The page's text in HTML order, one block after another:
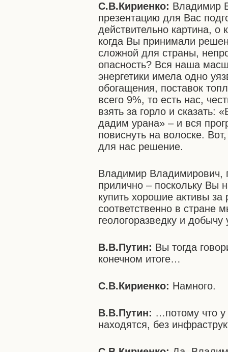
С.В.Кириенко: Владимир
презентацию для Вас
действительно картина, о
когда Вы принимали
сложной для страны,
опасность? Вся наша
энергетики имела одно
обогащения, поставок
всего 9%, то есть нас,
взять за горло и
дадим урана» – и вся
повиснуть на волоске.
для нас решение.
Владимир Владимирович,
прилично – поскольку Вы
купить хорошие активы
соответственно в стране
геологоразведку и добычу
В.В.Путин: Вы тогда
конечном итоге…
С.В.Кириенко: Намного.
В.В.Путин: …потому что у
находятся, без